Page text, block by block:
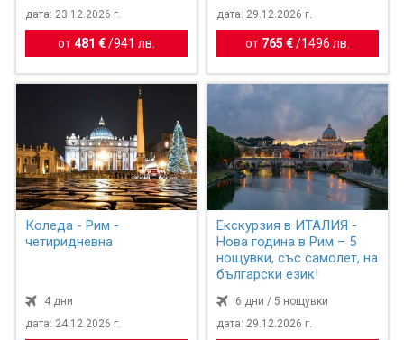
дата: 23.12.2026 г.
от481 € /941 лв.
дата: 29.12.2026 г.
от 765 €/ 1496 лв.
Коледа - Рим -
четиридневна
4 дни
дата: 24.12.2026 г.
Екскурзия в ИТАЛИЯ -
Нова година в Рим – 5
нощувки, със самолет, на
български език!
6 дни / 5 нощувки
дата: 29.12.2026 г.